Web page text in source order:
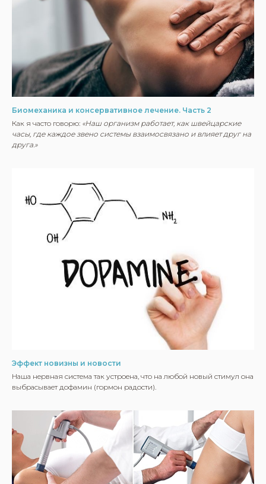
Биомеханика и консервативное лечение. Часть 2
Как я часто говорю: «Наш организм работает, как швейцарские
часы, где каждое звено системы взаимосвязано и влияет друг на
друга.»
Эффект новизны и новости
Наша нервная система так устроена, что на любой новый стимул она
выбрасывает дофамин (гормон радости).